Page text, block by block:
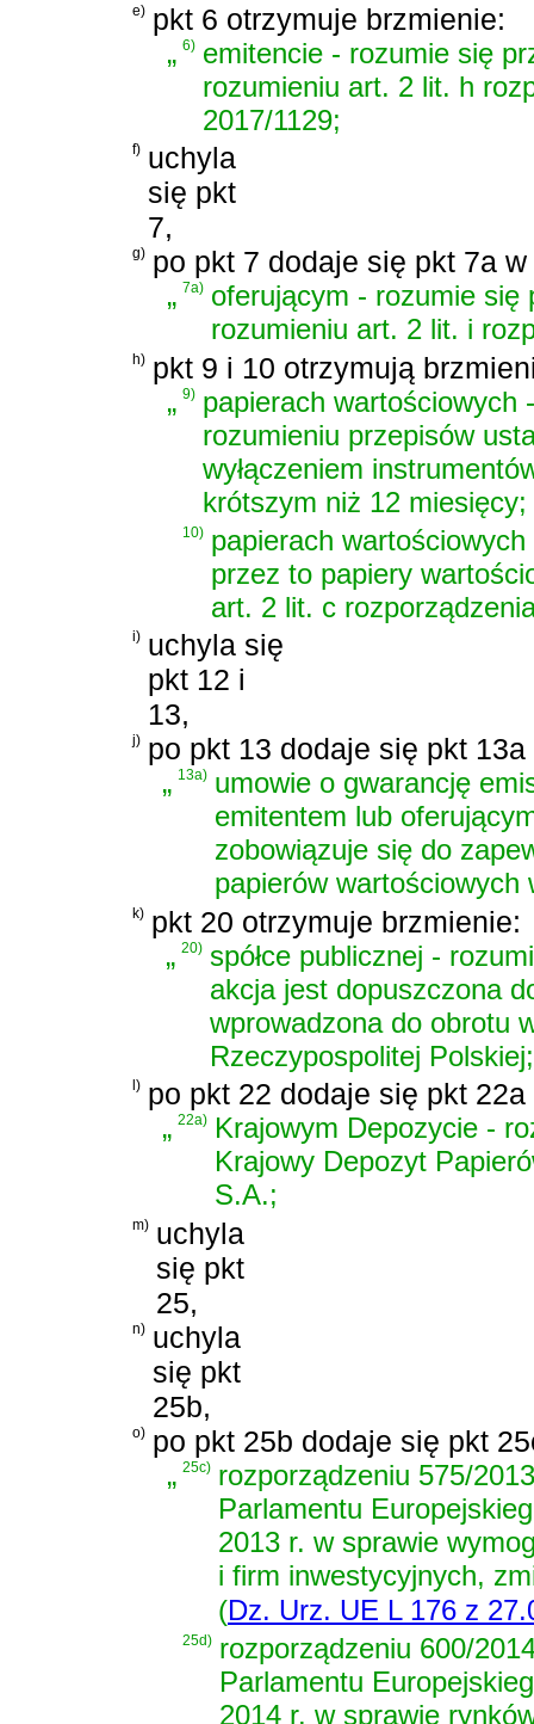
e) pkt 6 otrzymuje brzmienie:
„6) emitencie - rozumie się
rozumieniu art. 2 lit. h
2017/1129;
f) uchyla
się pkt
7,
g) po pkt 7 dodaje się pkt 7a
„ 7a) oferującym - rozumie się
rozumieniu art. 2 lit. i
h) pkt 9 i 10 otrzymują
„9) papierach wartościowych
rozumieniu przepisów
wyłączeniem
krótszym niż 12 miesięcy;
10) papierach
przez to papiery
art. 2 lit. c
i) uchyla się
pkt 12 i
13,
j) po pkt 13 dodaje się pkt
„13a) umowie o gwarancję
emitentem lub
zobowiązuje się do
papierów
k) pkt 20 otrzymuje brzmienie:
„20) spółce publicznej -
akcja jest dopuszczona
wprowadzona do obrotu
Rzeczypospolitej Polskiej;
l) po pkt 22 dodaje się pkt
„22a) Krajowym Depozycie -
Krajowy Depozyt
S.A.;
m) uchyla
się pkt
25,
n) uchyla
się pkt
25b,
o) po pkt 25b dodaje się pkt
„25c) rozporządzeniu 575/
Parlamentu
2013 r. w sprawie
i firm inwestycyjnych,
(Dz. Urz. UE L 176 z
25d) rozporządzeniu 600/
Parlamentu
2014 r. w sprawie